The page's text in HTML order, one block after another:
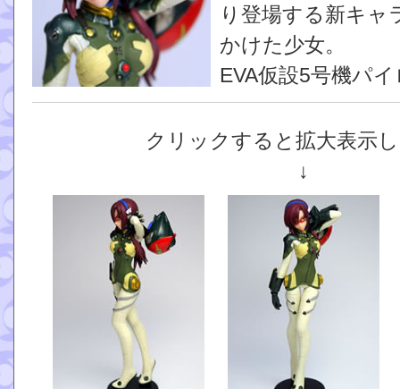
り登場する新キャ
かけた少女。
EVA仮設5号機パ
クリックすると拡大表示
↓